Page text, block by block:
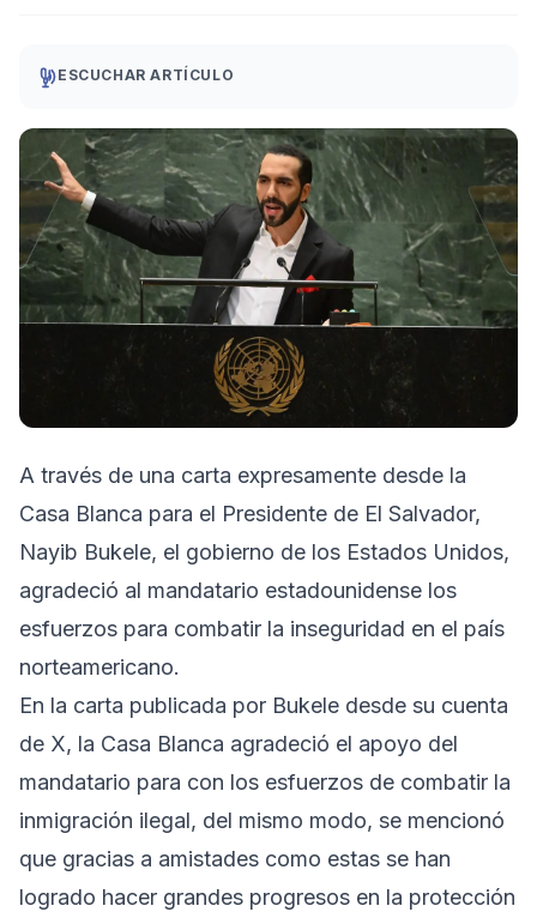
ESCUCHAR ARTÍCULO
A través de una carta expresamente desde la
Casa Blanca para el Presidente de El Salvador,
Nayib Bukele, el gobierno de los Estados Unidos,
agradeció al mandatario estadounidense los
esfuerzos para combatir la inseguridad en el país
norteamericano.
En la carta publicada por Bukele desde su cuenta
de X, la Casa Blanca agradeció el apoyo del
mandatario para con los esfuerzos de combatir la
inmigración ilegal, del mismo modo, se mencionó
que gracias a amistades como estas se han
logrado hacer grandes progresos en la protección